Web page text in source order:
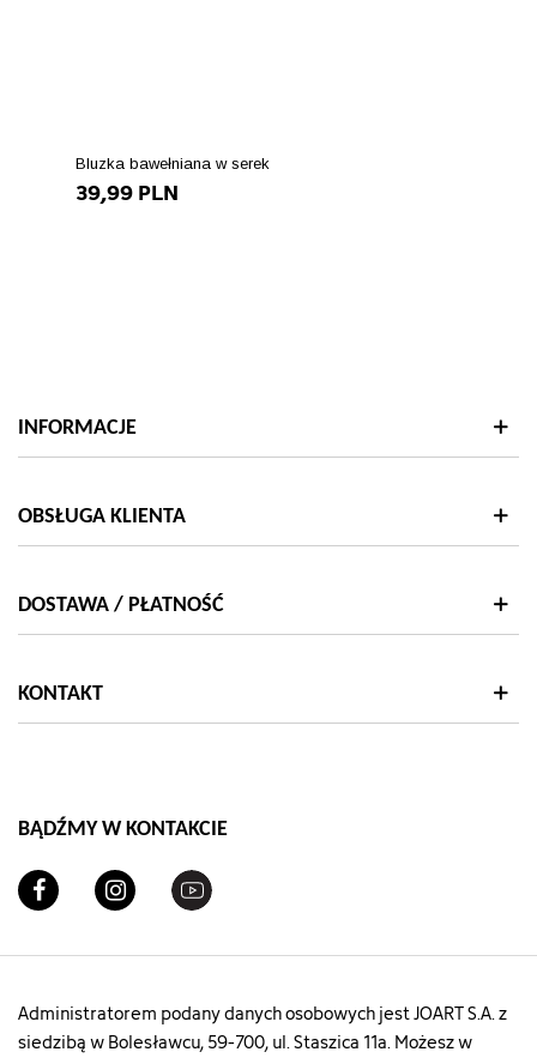
Bluzka bawełniana w serek
39,99 PLN
INFORMACJE
OBSŁUGA KLIENTA
DOSTAWA / PŁATNOŚĆ
KONTAKT
BĄDŹMY W KONTAKCIE
Administratorem podany danych osobowych jest JOART S.A. z
siedzibą w Bolesławcu, 59-700, ul. Staszica 11a. Możesz w